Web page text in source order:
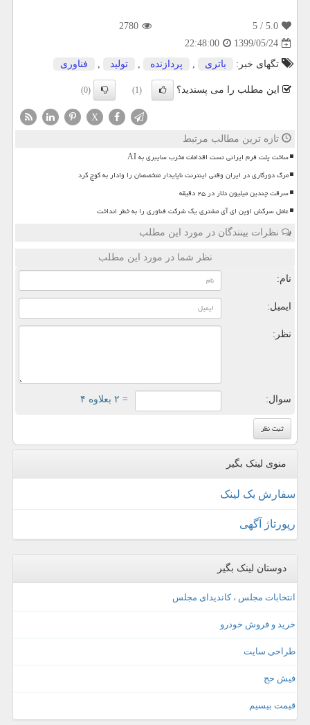
5.0
/ 5
2780
1399/05/24
22:48:00
تگهای خبر:
باتری , پردازنده , تولید , فناوری
این مطلب را می پسندید؟ (1)
(0)
X
تازه ترین مطالب مرتبط
ساخت پلت فرم ایرانی تست اقدامات مخرب سایبری به AI
مرگ دورکاری در ایران وقتی اینترنت ناپایدار متخصصان را وادار به کوچ کرد
سرقت چندین میلیون دلار در ۲۵ دقیقه
عامل سرکش اوپن ای آی مشتری یک شرکت فناوری را به خطر انداخت
نظرات بینندگان در مورد این مطلب
نظر شما در مورد این مطلب
نام:
ایمیل:
نظر:
سوال: = ۲ بعلاوه ۴
منوی لینک بگیر
سفارش بک لینک
رپورتاژ آگهی
دوستان لینک بگیر
انتخابات مجلس ، کاندیدای مجلس
خرید و فروش خودرو
طراحی سایت
فیش حج
قیمت بیسیم